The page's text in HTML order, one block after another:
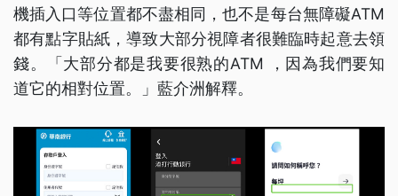
機插入口等位置都不盡相同，也不是每台無障礙ATM
都有點字貼紙，導致大部分視障者很難臨時起意去領
錢。「大部分都是我要很熟的ATM ，因為我們要知
道它的相對位置。」藍介洲解釋。